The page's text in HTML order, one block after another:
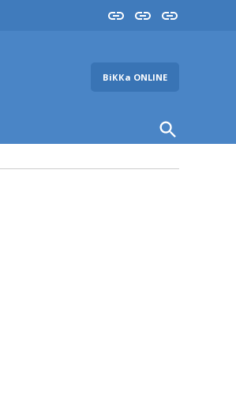
InstaYouTube
FB
ВіККа ONLINE
Open
Search